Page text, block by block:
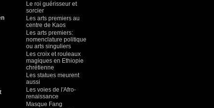
Le roi guérisseur et
sorcier
Les arts premiers au
centre de Kaos
Les arts premiers:
nomenclature politique
ou arts singuliers
Les croix et rouleaux
magiques en Ethiopie
chrétienne
Les statues meurent
aussi
Les voies de l'Afro-
renaissance
Masque Fang